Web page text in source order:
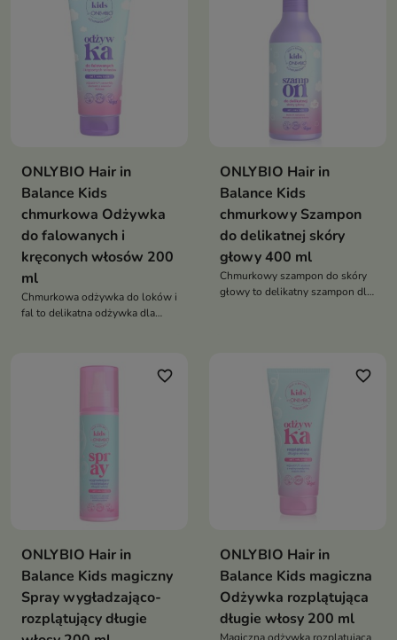
ONLYBIO Hair in
Balance Kids
chmurkowa Odżywka
do falowanych i
kręconych włosów 200
ml
Chmurkowa odżywka do loków i
fal to delikatna odżywka dla
ONLYBIO Hair in
Balance Kids
chmurkowy Szampon
do delikatnej skóry
głowy 400 ml
Chmurkowy szampon do skóry
głowy to delikatny szampon dla
codziennego stosowania
favorite_border
ONLYBIO Hair in
Balance Kids magiczny
Spray wygładzająco-
rozplątujący długie
favorite_border
ONLYBIO Hair in
Balance Kids magiczna
Odżywka rozplątująca
długie włosy 200 ml